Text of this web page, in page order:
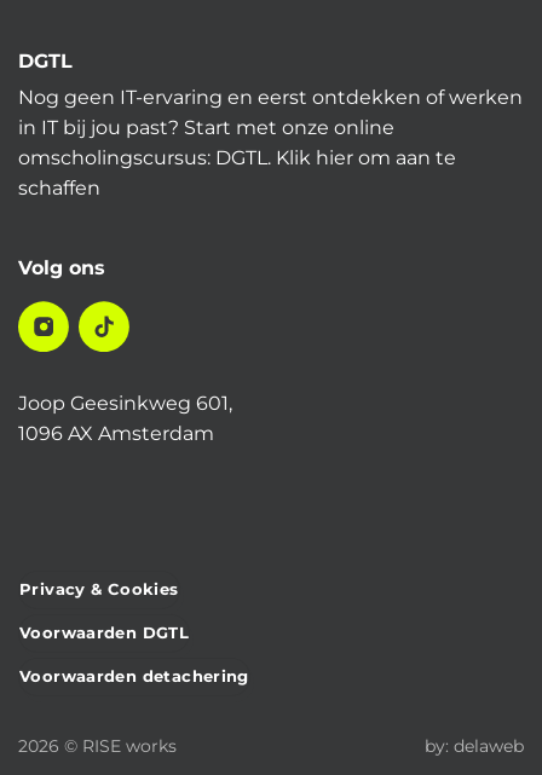
DGTL
Nog geen IT-ervaring en eerst ontdekken of werken
in IT bij jou past? Start met onze online
omscholingscursus: DGTL. Klik hier om aan te
schaffen
Volg ons
Joop Geesinkweg 601,
1096 AX Amsterdam
Privacy & Cookies
Voorwaarden DGTL
Voorwaarden detachering
2026 © RISE works by: delaweb